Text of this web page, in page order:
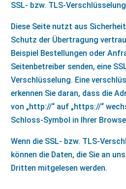
SSL- bzw. TLS-Verschlüsselung
Diese Seite nutzt aus
Schutz der Übertragung
Beispiel Bestellungen oder
Seitenbetreiber senden, eine
Verschlüsselung. Eine
erkennen Sie daran, dass die
von „http://“ auf „https://“
Schloss-Symbol in Ihrer
Wenn die SSL- bzw. TLS-
können die Daten, die Sie an
Dritten mitgelesen werden.